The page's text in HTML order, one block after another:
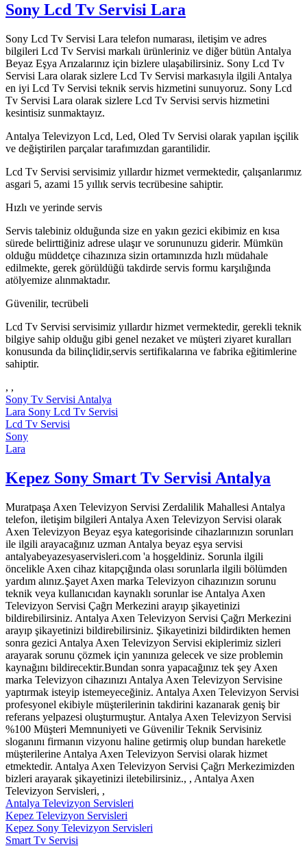
Sony Lcd Tv Servisi Lara
Sony Lcd Tv Servisi Lara telefon numarası, iletişim ve adres
bilgileri Lcd Tv Servisi markalı ürünleriniz ve diğer bütün Antalya
Beyaz Eşya Arızalarınız için bizlere ulaşabilirsiniz. Sony Lcd Tv
Servisi Lara olarak sizlere Lcd Tv Servisi markasıyla ilgili Antalya
en iyi Lcd Tv Servisi teknik servis hizmetini sunuyoruz. Sony Lcd
Tv Servisi Lara olarak sizlere Lcd Tv Servisi servis hizmetini
kesintisiz sunmaktayız.
Antalya Televizyon Lcd, Led, Oled Tv Servisi olarak yapılan işçilik
ve değiştirilen parçalar tarafımızdan garantilidir.
Lcd Tv Servisi servisimiz yıllardır hizmet vermektedir, çalışanlarımız
asgari 5, azami 15 yıllık servis tecrübesine sahiptir.
Hızlı ve yerinde servis
Servis talebiniz olduğunda size en yakın gezici ekibimiz en kısa
sürede belirttiğiniz adrese ulaşır ve sorununuzu giderir. Mümkün
olduğu müddetçe cihazınıza sizin ortamınızda hızlı müdahale
edilmekte, gerek görüldüğü takdirde servis formu karşılığında
atölyemize alınmaktadır.
Güvenilir, tecrübeli
Lcd Tv Servisi servisimiz yıllardır hizmet vermektedir, gerekli teknik
bilgiye sahip olduğu gibi genel nezaket ve müşteri ziyaret kuralları
konusunda da bilinçlidir,servis sertifikalarına ve fabrika eğitimlerine
sahiptir.
, ,
Sony Tv Servisi Antalya
Lara Sony Lcd Tv Servisi
Lcd Tv Servisi
Sony
Lara
Kepez Sony Smart Tv Servisi Antalya
Muratpaşa Axen Televizyon Servisi Zerdalilik Mahallesi Antalya
telefon, iletişim bilgileri Antalya Axen Televizyon Servisi olarak
Axen Televizyon Beyaz eşya kategorisinde cihazlarınızın sorunları
ile ilgili arayacağınız uzman Antalya beyaz eşya servisi
antalyabeyazesyaservisleri.com 'a hoşgeldiniz. Sorunla ilgili
öncelikle Axen cihaz kitapçığında olası sorunlarla ilgili bölümden
yardım alınız.Şayet Axen marka Televizyon cihazınızın sorunu
teknik veya kullanıcıdan kaynaklı sorunlar ise Antalya Axen
Televizyon Servisi Çağrı Merkezini arayıp şikayetinizi
bildirebilirsiniz. Antalya Axen Televizyon Servisi Çağrı Merkezini
arayıp şikayetinizi bildirebilirsiniz. Şikayetinizi bildirdikten hemen
sonra gezici Antalya Axen Televizyon Servisi ekiplerimiz sizleri
arayarak sorunu çözmek için yanınıza gelecek ve size problemin
kaynağını bildirecektir.Bundan sonra yapacağınız tek şey Axen
marka Televizyon cihazınızı Antalya Axen Televizyon Servisine
yaptırmak isteyip istemeyeceğiniz. Antalya Axen Televizyon Servisi
profesyonel ekibiyle müşterilerinin takdirini kazanarak geniş bir
referans yelpazesi oluşturmuştur. Antalya Axen Televizyon Servisi
%100 Müşteri Memnuniyeti ve Güvenilir Teknik Servisiniz
sloganını firmanın vizyonu haline getirmiş olup bundan hareketle
müşterilerine Antalya Axen Televizyon Servisi olarak hizmet
etmektedir. Antalya Axen Televizyon Servisi Çağrı Merkezimizden
bizleri arayarak şikayetinizi iletebilirsiniz., , Antalya Axen
Televizyon Servisleri, ,
Antalya Televizyon Servisleri
Kepez Televizyon Servisleri
Kepez Sony Televizyon Servisleri
Smart Tv Servisi